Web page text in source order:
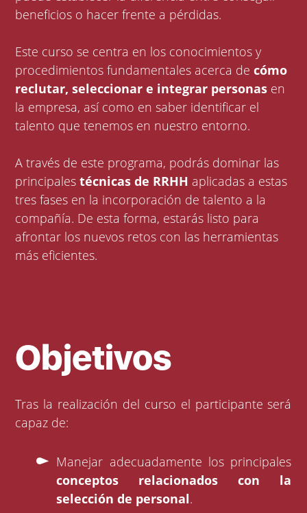
beneficios o hacer frente a pérdidas.
Este curso se centra en los conocimientos y
procedimientos fundamentales acerca decómo
reclutar, seleccionar e integrar personas en
la empresa, así como en saber identificar el
talento que tenemos en nuestro entorno.
A través de este programa, podrás dominar las
principalestécnicas de RRHH aplicadas a estas
tres fases en la incorporación de talento a la
compañía. De esta forma, estarás listo para
afrontar los nuevos retos con las herramientas
más eficientes.
Objetivos
Tras la realización del curso el participante será
capaz de:
Manejar adecuadamente los principales
conceptos relacionados con la
selección de personal.